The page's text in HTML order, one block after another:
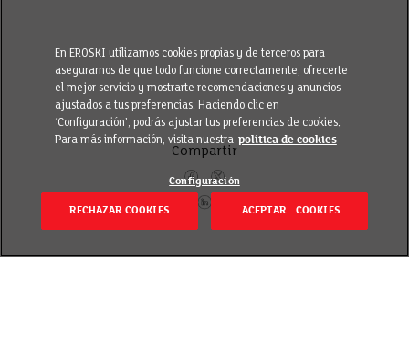
Compartir
En EROSKI utilizamos cookies propias y de terceros para
asegurarnos de que todo funcione correctamente, ofrecerte
el mejor servicio y mostrarte recomendaciones y anuncios
ajustados a tus preferencias. Haciendo clic en
‘Configuración’, podrás ajustar tus preferencias de cookies.
Para más información, visita nuestra política de cookies
Configuración
RECHAZAR COOKIES ACEPTAR COOKIES